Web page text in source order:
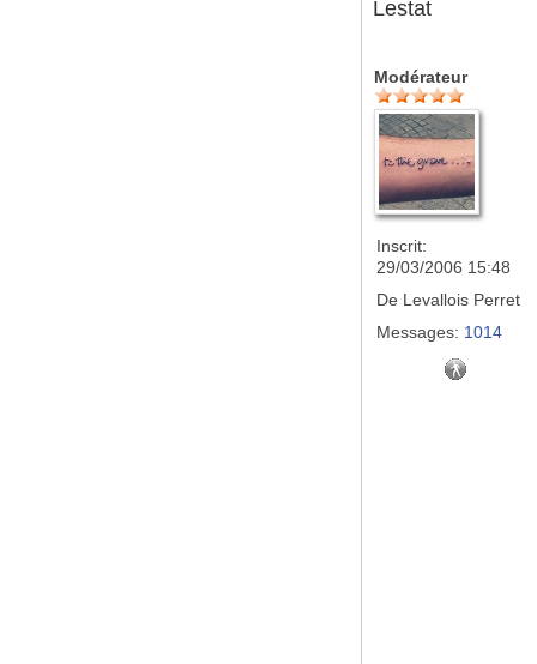
Lestat
Modérateur
Inscrit:
29/03/2006 15:48
De Levallois Perret
Messages: 1014